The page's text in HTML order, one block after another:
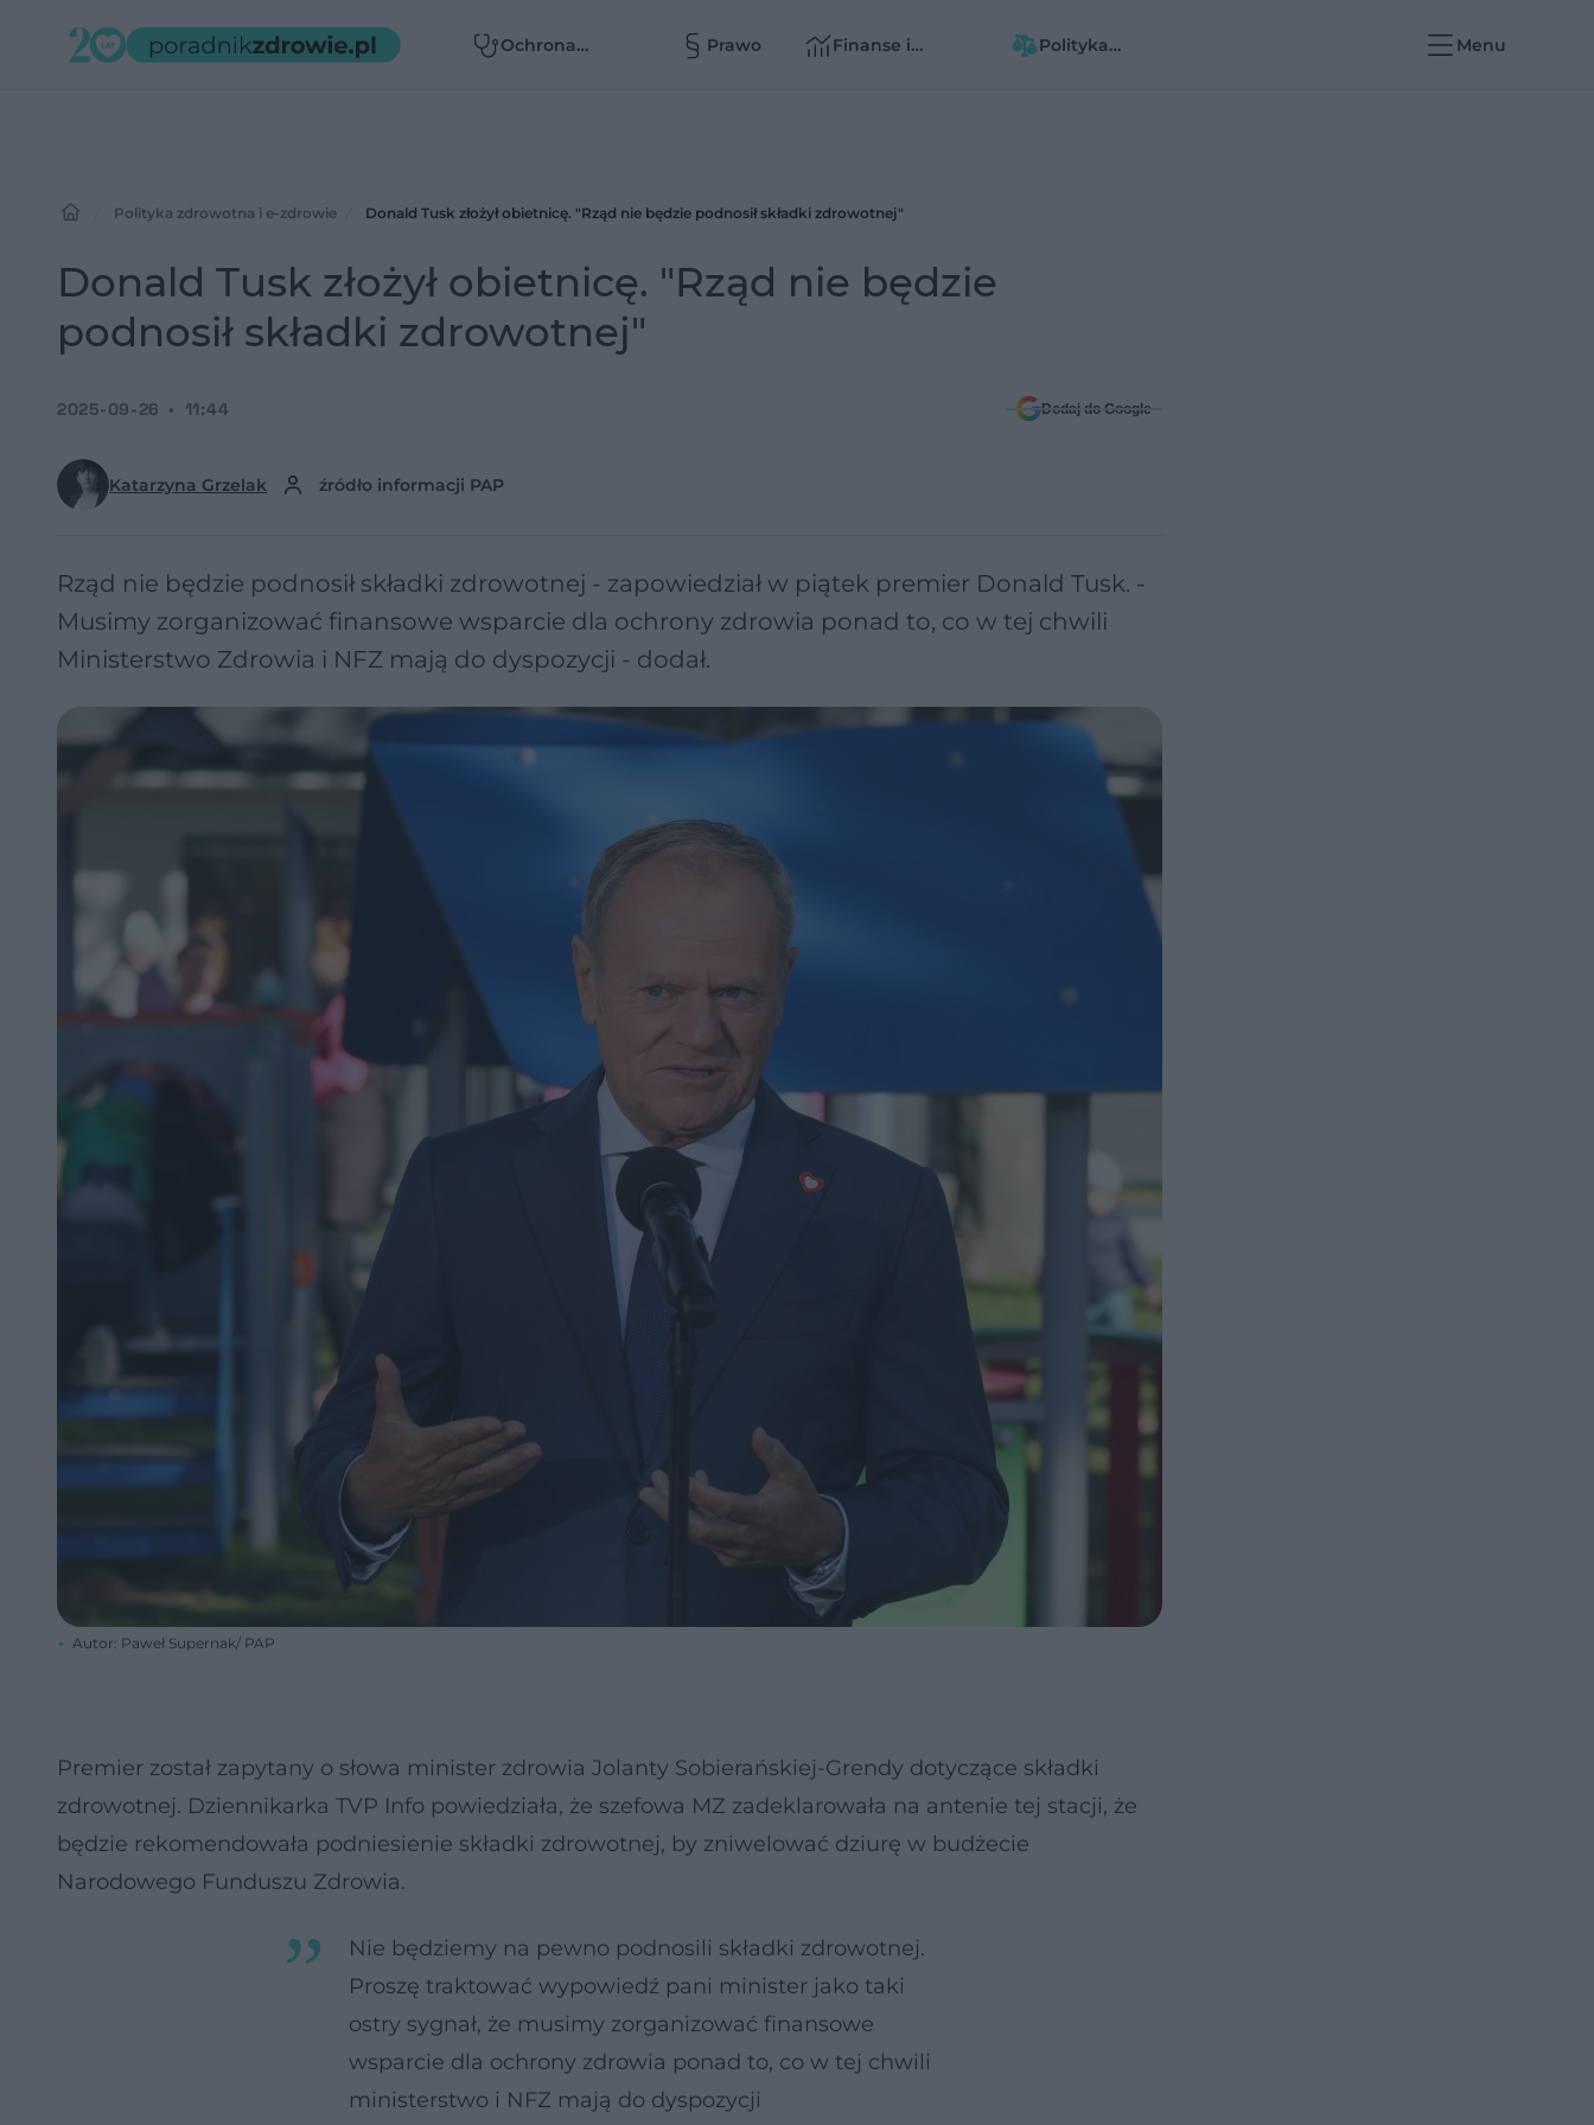
Ochrona
Prawo
Finanse i
Polityka
Menu
Polityka zdrowotna i e-zdrowie Donald Tusk złożył obietnicę. "Rząd nie będzie podnosił składki zdrowotnej"
Donald Tusk złożył obietnicę. "Rząd nie będzie
podnosił składki zdrowotnej"
Katarzyna Grzelak źródło informacji PAP
2025-09-26 11:44 Dodaj do Google
Rząd nie będzie podnosił składki zdrowotnej - zapowiedział w piątek premier Donald Tusk. -
Musimy zorganizować finansowe wsparcie dla ochrony zdrowia ponad to, co w tej chwili
Ministerstwo Zdrowia i NFZ mają do dyspozycji - dodał.
Autor: Paweł Supernak/ PAP
Premier został zapytany o słowa minister zdrowia Jolanty Sobierańskiej-Grendy dotyczące składki
zdrowotnej. Dziennikarka TVP Info powiedziała, że szefowa MZ zadeklarowała na antenie tej stacji, że
będzie rekomendowała podniesienie składki zdrowotnej, by zniwelować dziurę w budżecie
Narodowego Funduszu Zdrowia.
Nie będziemy na pewno podnosili składki zdrowotnej.
Proszę traktować wypowiedź pani minister jako taki
ostry sygnał, że musimy zorganizować finansowe
wsparcie dla ochrony zdrowia ponad to, co w tej chwili
ministerstwo i NFZ mają do dyspozycji